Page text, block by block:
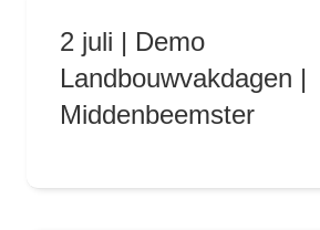
2 juli | Demo
Landbouwvakdagen |
Middenbeemster